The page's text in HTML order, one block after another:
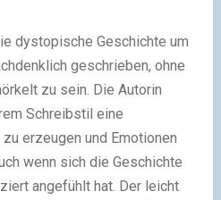
dystopische Geschichte um
geschrieben, ohne
zu sein. Die Autorin
Schreibstil eine
erzeugen und Emotionen
wenn sich die Geschichte
angefühlt hat. Der leicht